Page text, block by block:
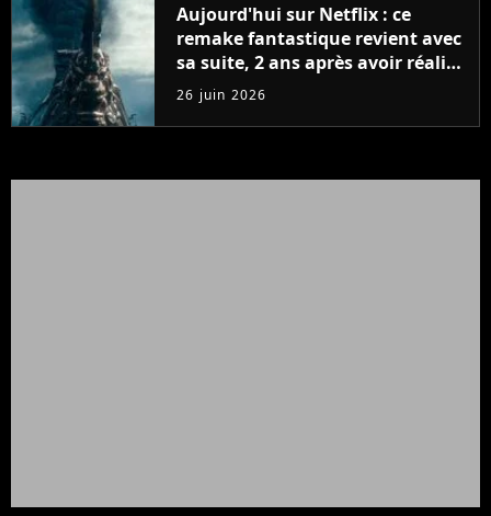
Aujourd'hui sur Netflix : ce
remake fantastique revient avec
sa suite, 2 ans après avoir réalisé
60 millions de vues et régné 6
semaines dans le Top 10
26 juin 2026